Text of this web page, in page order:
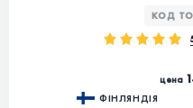
КОД
цена
ФІНЛЯНДІЯ